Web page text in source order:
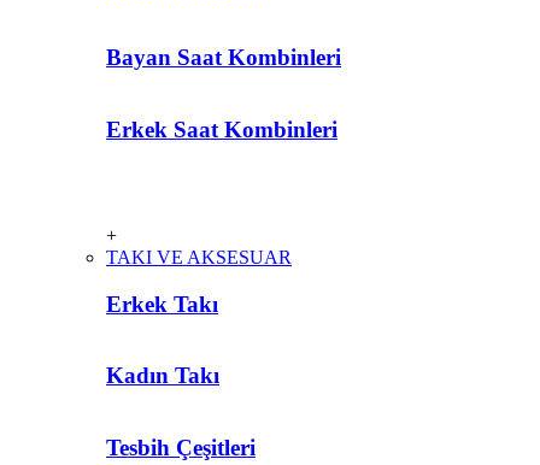
Bayan Saat Kombinleri
Erkek Saat Kombinleri
+
TAKI VE AKSESUAR
Erkek Takı
Kadın Takı
Tesbih Çeşitleri